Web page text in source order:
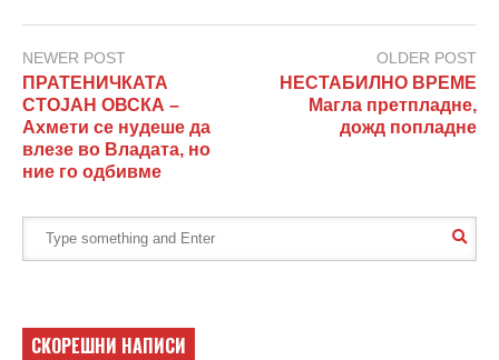
NEWER POST
ПРАТЕНИЧКАТА
СТОЈАН ОВСКА –
Ахмети се нудеше да
влезе во Владата, но
ние го одбивме
OLDER POST
НЕСТАБИЛНО ВРЕМЕ
Магла претпладне,
дожд попладне
СКОРЕШНИ НАПИСИ